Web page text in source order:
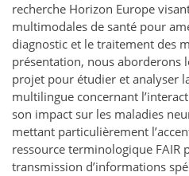
recherche Horizon Europe
multimodales de santé pour
diagnostic et le traitement des
présentation, nous aborderons
projet pour étudier et analyser
multilingue concernant
son impact sur les maladies
mettant particulièrement
ressource terminologique FAIR
transmission d’informations